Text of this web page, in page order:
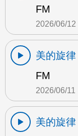
FM
2026/06/12
美的旋律
FM
2026/06/11
美的旋律